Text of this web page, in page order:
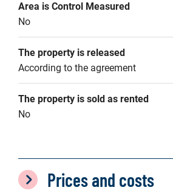
Area is Control Measured
No
The property is released
According to the agreement
The property is sold as rented
No
Prices and costs